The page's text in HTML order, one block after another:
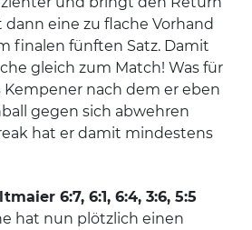
eine zu flache Vorhand
finalen fünften Satz. Damit
gleich zum Match! Was für
nach dem er eben
gegen sich abwehren
hat er damit mindestens
6:7, 6:1, 6:4, 3:6, 5:5
hat nun plötzlich einen